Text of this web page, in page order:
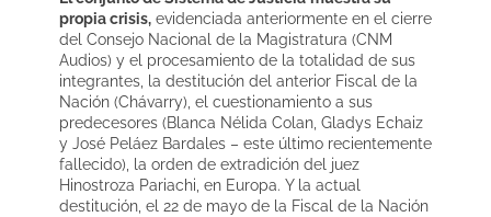
propia crisis, evidenciada anteriormente en el cierre
del Consejo Nacional de la Magistratura (CNM
Audios) y el procesamiento de la totalidad de sus
integrantes, la destitución del anterior Fiscal de la
Nación (Chávarry), el cuestionamiento a sus
predecesores (Blanca Nélida Colan, Gladys Echaiz
y José Peláez Bardales – este último recientemente
fallecido), la orden de extradición del juez
Hinostroza Pariachi, en Europa. Y la actual
destitución, el 22 de mayo de la Fiscal de la Nación